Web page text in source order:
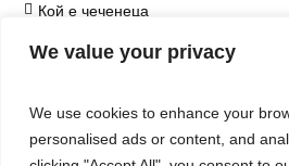
We value your privacy
We use cookies to enhance your
personalised ads or content, and
Кой е чеченеца
на Кой козметичен продукт
ограничение
Кой е хитлер